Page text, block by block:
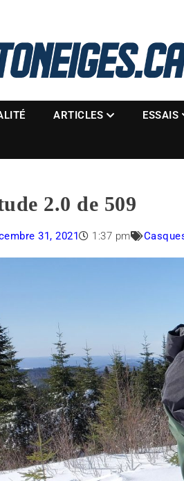
ARTICLES ESSAIS
2.0 de 509
31, 2021 1:37 pm